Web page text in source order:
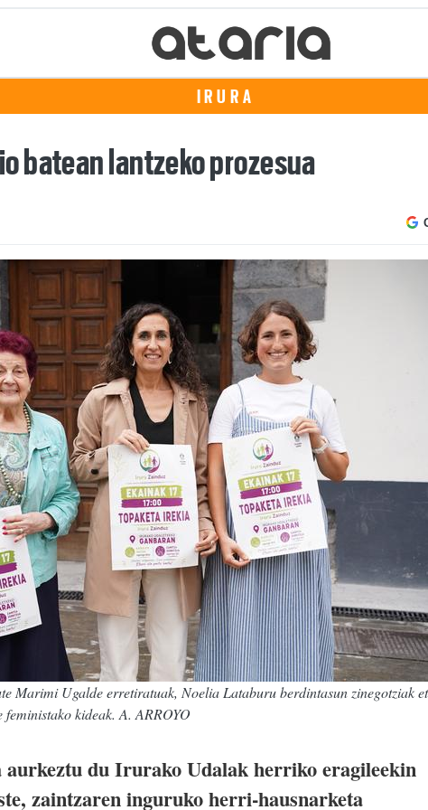
IRURA
batean lantzeko prozesua
Marimi Ugalde erretiratuak, Noelia Lataburu berdintasun zinegotziak
kideak. A. ARROYO
du Irurako Udalak herriko eragileekin
zaintzaren inguruko herri-hausnarketa